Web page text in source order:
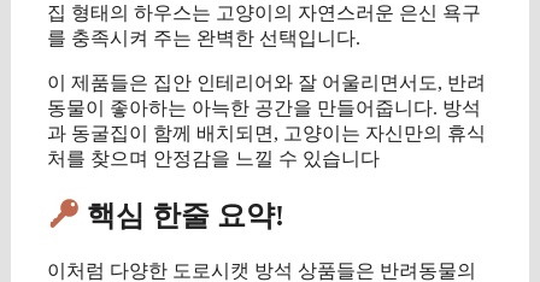
집 형태의 하우스는 고양이의 자연스러운 은신 욕구
를 충족시켜 주는 완벽한 선택입니다.
이 제품들은 집안 인테리어와 잘 어울리면서도, 반려
동물이 좋아하는 아늑한 공간을 만들어줍니다. 방석
과 동굴집이 함께 배치되면, 고양이는 자신만의 휴식
처를 찾으며 안정감을 느낄 수 있습니다
핵심 한줄 요약!
이처럼 다양한 도로시캣 방석 상품들은 반려동물의